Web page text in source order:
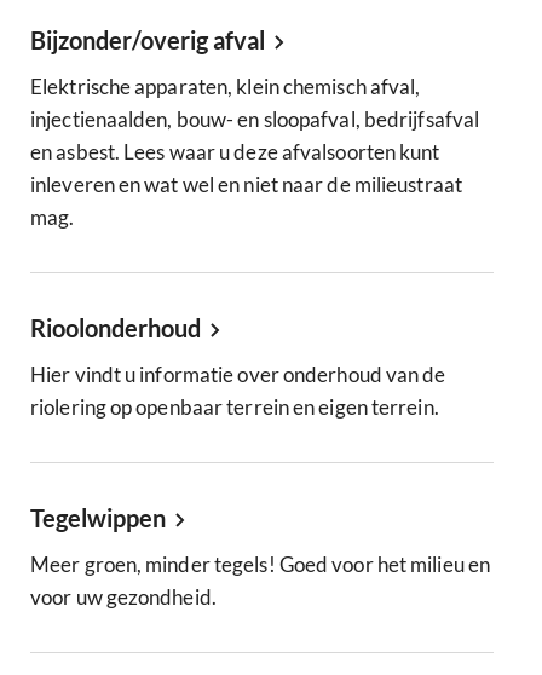
Bijzonder/overig afval
Elektrische apparaten, klein chemisch afval,
injectienaalden, bouw- en sloopafval, bedrijfsafval
en asbest. Lees waar u deze afvalsoorten kunt
inleveren en wat wel en niet naar de milieustraat
mag.
Rioolonderhoud
Hier vindt u informatie over onderhoud van de
riolering op openbaar terrein en eigen terrein.
Tegelwippen
Meer groen, minder tegels! Goed voor het milieu en
voor uw gezondheid.